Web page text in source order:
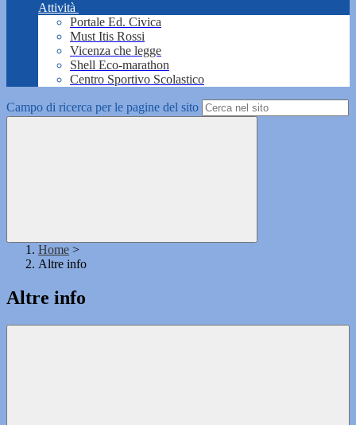
Attività
Portale Ed. Civica
Must Itis Rossi
Vicenza che legge
Shell Eco-marathon
Centro Sportivo Scolastico
Campo di ricerca per le pagine del sito
Home >
Altre info
Altre info